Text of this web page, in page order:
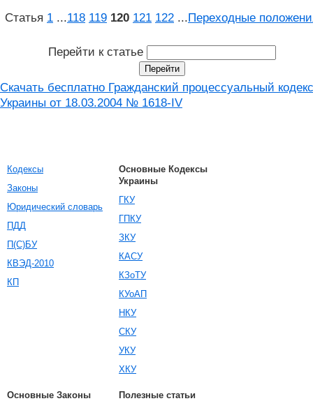
Статья 1 ...118 119 120 121 122 ...Переходные
Перейти к статье
Скачать бесплатно Гражданский процессуальный кодекс
Украины от 18.03.2004 № 1618-IV
Кодексы
Законы
Юридический словарь
ПДД
П(С)БУ
КВЭД-2010
КП
Основные Кодексы
Украины
ГКУ
ГПКУ
ЗКУ
КАСУ
КЗоТУ
КУоАП
НКУ
СКУ
УКУ
ХКУ
Основные Законы
Полезные статьи